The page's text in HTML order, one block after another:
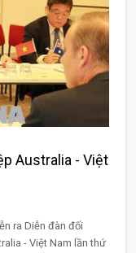
Australia - Việt
ra Diễn đàn đối
- Việt Nam lần thứ